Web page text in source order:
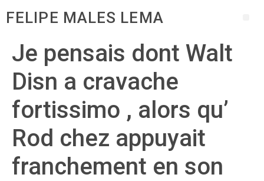
FELIPE MALES LEMA
Je pensais dont Walt
Disn a cravache
fortissimo , alors qu’
Rod chez appuyait
franchement en son